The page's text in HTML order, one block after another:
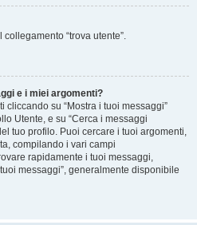
“trova utente”.
e i miei argomenti?
cliccando su “Mostra i tuoi messaggi”
Utente, e su “Cerca i messaggi
tuo profilo. Puoi cercare i tuoi argomenti,
compilando i vari campi
rapidamente i tuoi messaggi,
messaggi”, generalmente disponibile